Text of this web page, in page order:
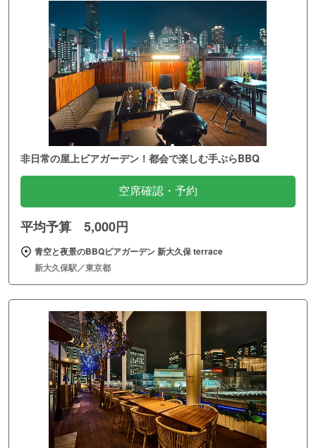
非日常の屋上ビアガーデン！都会で楽しむ手ぶらBBQ
空席確認・予約
平均予算 5,000円
青空と夜景のBBQビアガーデン 新大久保 terrace
新大久保駅／東京都